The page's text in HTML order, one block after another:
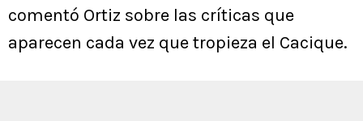
comentó Ortiz sobre las críticas que
aparecen cada vez que tropieza el Cacique.